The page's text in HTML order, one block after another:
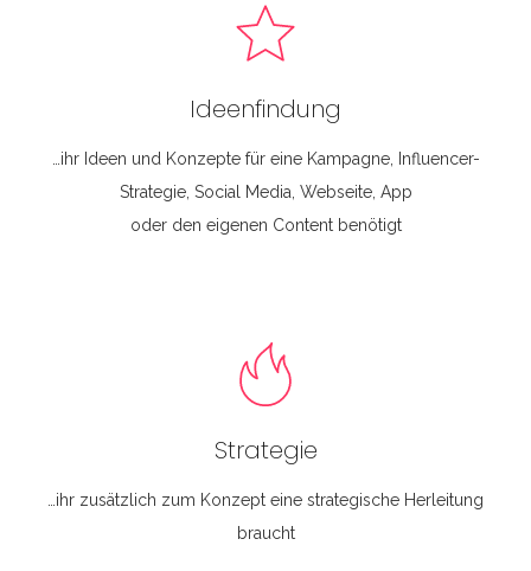
Ideenfindung
…ihr Ideen und Konzepte für eine Kampagne, Influencer-
Strategie, Social Media, Webseite, App
oder den eigenen Content benötigt
Strategie
…ihr zusätzlich zum Konzept eine strategische Herleitung
braucht